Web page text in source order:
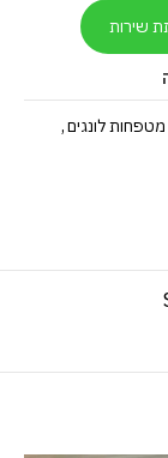
שירות
מטפחות לונגים,